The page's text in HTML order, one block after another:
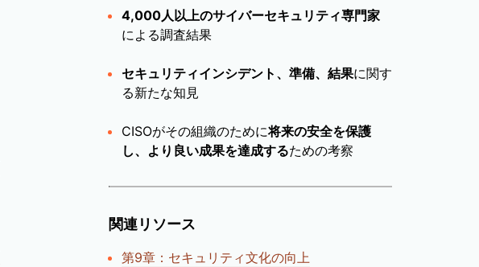
4,000人以上のサイバーセキュリティ専門家
による調査結果
セキュリティインシデント、準備、結果に関す
る新たな知見
CISOがその組織のために将来の安全を保護
し、より良い成果を達成するための考察
関連リソース
第9章：セキュリティ文化の向上